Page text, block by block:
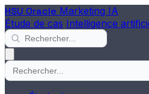
HSU Oracle Marketing IA
Étude de cas Intelligence